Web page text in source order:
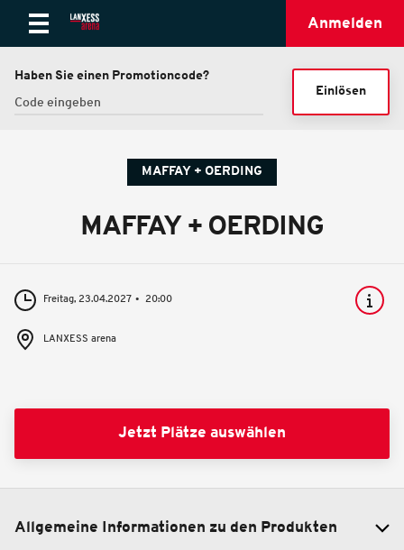
Anmelden
Haben Sie einen Promotioncode?
Einlösen
MAFFAY + OERDING
MAFFAY + OERDING
Freitag, 23.04.2027 20:00
LANXESS arena
Jetzt Plätze auswählen
Allgemeine Informationen zu den Produkten